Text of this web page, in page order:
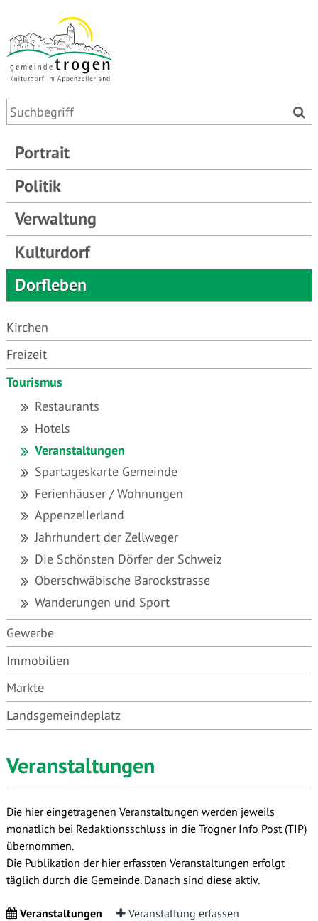
Portrait
Politik
Verwaltung
Kulturdorf
Dorfleben
Kirchen
Freizeit
Tourismus
Restaurants
Hotels
Veranstaltungen
Spartageskarte Gemeinde
Ferienhäuser / Wohnungen
Appenzellerland
Jahrhundert der Zellweger
Die Schönsten Dörfer der Schweiz
Oberschwäbische Barockstrasse
Wanderungen und Sport
Gewerbe
Immobilien
Märkte
Landsgemeindeplatz
Veranstaltungen
Die hier eingetragenen Veranstaltungen werden jeweils
monatlich bei Redaktionsschluss in die Trogner Info Post (TIP)
übernommen.
Die Publikation der hier erfassten Veranstaltungen erfolgt
täglich durch die Gemeinde. Danach sind diese aktiv.
Veranstaltungen
Veranstaltung erfassen